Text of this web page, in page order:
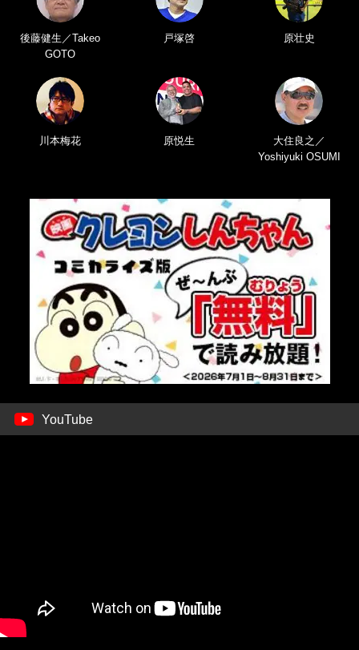
後藤健生／Takeo
GOTO
戸塚啓 原壮史
川本梅花 原悦生
大住良之／
Yoshiyuki OSUMI
YouTube